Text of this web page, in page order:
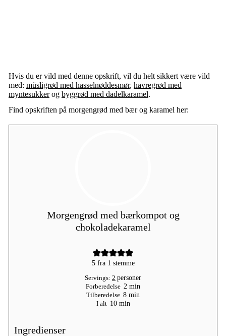
Hvis du er vild med denne opskrift, vil du helt sikkert være vild
med: müsligrød med hasselnøddesmør, havregrød med
myntesukkerog byggrød med dadelkaramel.
Find opskriften på morgengrød med bær og karamel her:
Morgengrød med bærkompot og
chokoladekaramel
5fra 1 stemme
Servings: 2 personer
Forberedelse 2 minutter
min
Tilberedelse 8minutter
min
I alt 10minutter
min
Ingredienser